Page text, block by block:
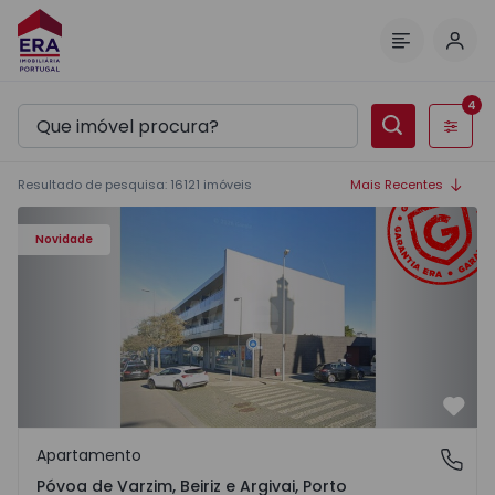
Filtros
4
Resultado de pesquisa: 16121 imóveis Mais Recentes
Novidade
Apartamento T3 Póvoa de Varzim, Póvoa de Varzim,
Póvoa de Varzim, Beiriz e Argivai, Porto
Apartamento
Póvoa de Varzim, Beiriz e Argivai, Porto